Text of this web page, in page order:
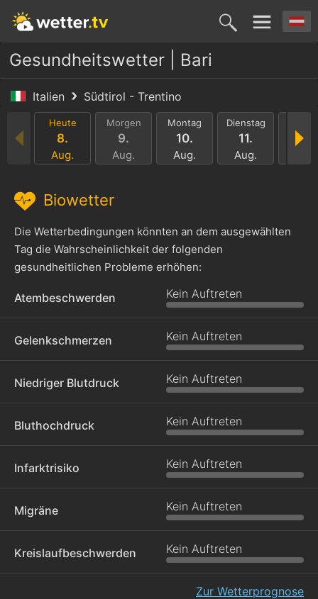
Gesundheitswetter | Bari
Italien Südtirol - Trentino
Heute
8.
Aug.
Morgen
9.
Aug.
Montag
10.
Aug.
Dienstag
11.
Aug.
12.
Biowetter
Die Wetterbedingungen könnten an dem ausgewählten
Tag die Wahrscheinlichkeit der folgenden
gesundheitlichen Probleme erhöhen:
Atembeschwerden Kein Auftreten
Gelenkschmerzen Kein Auftreten
Niedriger Blutdruck Kein Auftreten
Bluthochdruck Kein Auftreten
Infarktrisiko Kein Auftreten
Migräne Kein Auftreten
Kreislaufbeschwerden Kein Auftreten
Zur Wetterprognose